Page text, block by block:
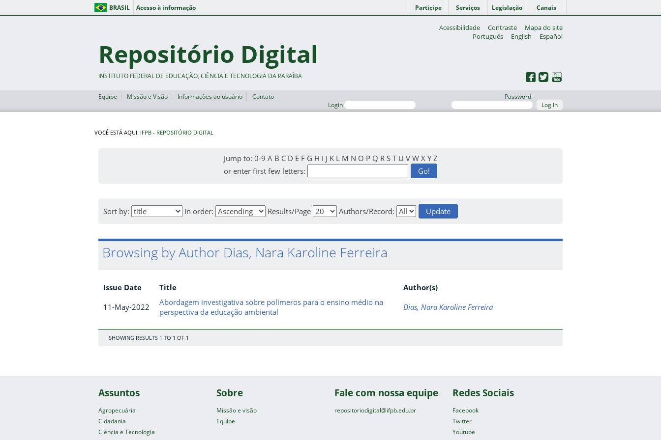
BRASIL Acesso à informação Participe Serviços Legislação Canais
Acessibilidade Contraste
Mapa do site
Português
English Español
Repositório Digital
INSTITUTO FEDERAL DE EDUCAÇÃO, CIÊNCIA E TECNOLOGIA DA PARAÍBA
Equipe Missão e Visão Informações ao usuário
Contato
Login
Password:
Log In
VOCÊ ESTÁ AQUI: IFPB - REPOSITÓRIO DIGITAL
Jump to: 0-9 A B C D E F G H I J K L M N O P Q R S T U V W X Y Z
or enter first few letters:
Sort by: In order: Results/Page Authors/Record:
Browsing by Author Dias, Nara Karoline Ferreira
Issue Date Title
Author(s)
11-May-2022
Abordagem investigativa sobre polímeros para o ensino médio na
perspectiva da educação ambiental
Dias, Nara Karoline Ferreira
SHOWING RESULTS 1 TO 1 OF 1
Assuntos
Agropecuária
Cidadania
Ciência e Tecnologia
Sobre
Missão e visão
Equipe
Fale com nossa equipe
repositoriodigital@ifpb.edu.br
Redes Sociais
Facebook
Twitter
Youtube